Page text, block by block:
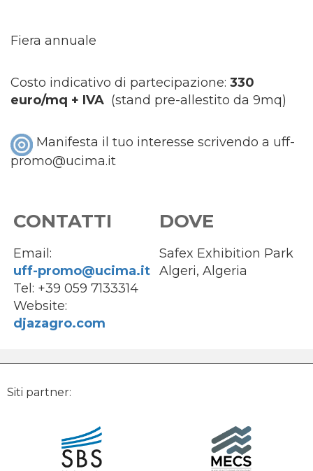
Fiera annuale
Costo indicativo di partecipazione: 330
euro/mq + IVA (stand pre-allestito da 9mq)
Manifesta il tuo interesse scrivendo a uff-
promo@ucima.it
CONTATTI
Email:
uff-promo@ucima.it
Tel: +39 059 7133314
Website:
djazagro.com
DOVE
Safex Exhibition Park
Algeri, Algeria
Siti partner: